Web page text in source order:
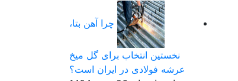
چرا آهن بتا،
نخستین انتخاب برای گل میخ
عرشه فولادی در ایران است؟